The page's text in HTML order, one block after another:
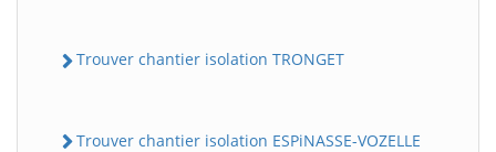
Trouver chantier isolation TRONGET
Trouver chantier isolation ESPiNASSE-VOZELLE